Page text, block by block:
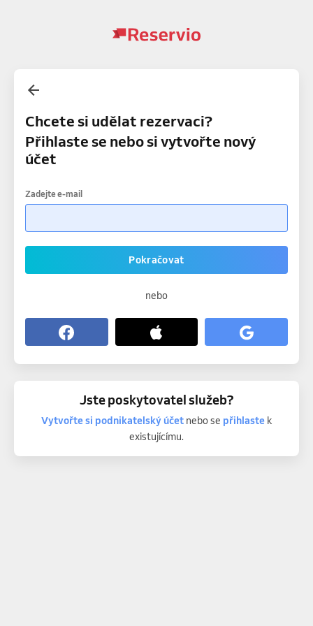
Chcete si udělat rezervaci?
Přihlaste se nebo si vytvořte nový
účet
Zadejte e-mail
Pokračovat
nebo
Jste poskytovatel služeb?
Vytvořte si podnikatelský účetnebo se přihlastek
existujícímu.